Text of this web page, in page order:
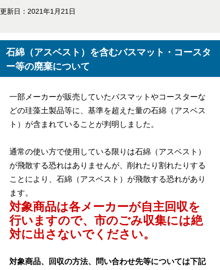
更新日：2021年1月21日
石綿（アスベスト）を含むバスマット・コースタ
ー等の廃棄について
一部メーカーが販売していたバスマットやコースターな
どの珪藻土製品等に、基準を超えた量の石綿（アスベス
ト）が含まれていることが判明しました。
通常の使い方で使用している限りは石綿（アスベスト）
が飛散する恐れはありませんが、削れたり割れたりする
ことにより、石綿（アスベスト）が飛散する恐れがあり
ます。
対象商品は各メーカーが自主回収を
行いますので、市のごみ収集には絶
対に出さないでください。
対象商品、回収の方法、問い合わせ先等については下記